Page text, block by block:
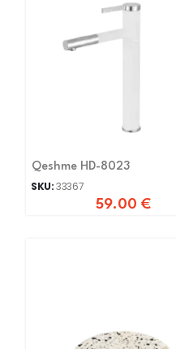
Qeshme HD-8023
SKU:33367
59.00 €